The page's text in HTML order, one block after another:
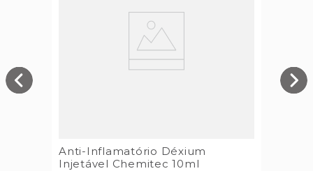
Anti-Inflamatório Déxium
Injetável Chemitec 10ml